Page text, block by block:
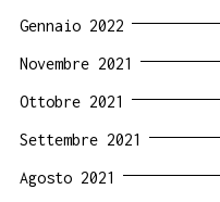
Gennaio 2022
Novembre 2021
Ottobre 2021
Settembre 2021
Agosto 2021